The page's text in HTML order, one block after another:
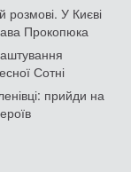
розмові. У Києві
Прокопюка
Сотні
прийди на